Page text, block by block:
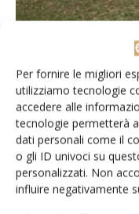
Per fornire le migliori
utilizziamo tecnologie
accedere alle
tecnologie permetterà
dati personali come il
o gli ID univoci su
personalizzati. Non
influire negativamente
Dissodatore
Di Ottavio Repetti 14 Giugno